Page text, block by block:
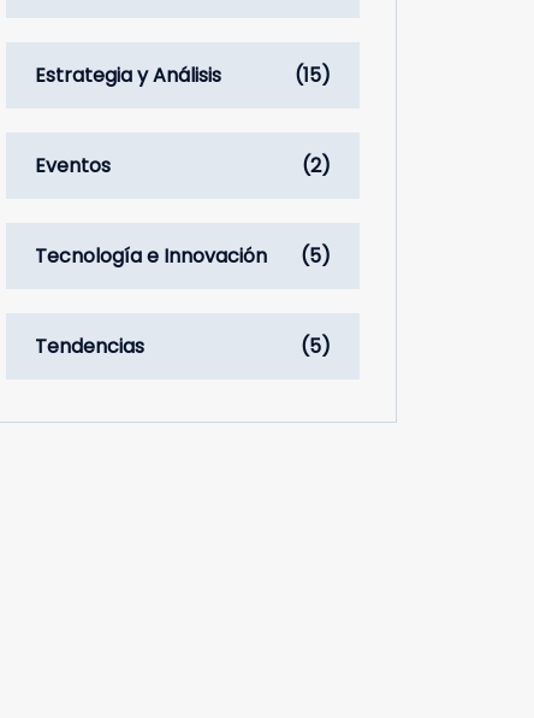
Estrategia y Análisis (15)
Eventos (2)
Tecnología e Innovación (5)
Tendencias (5)